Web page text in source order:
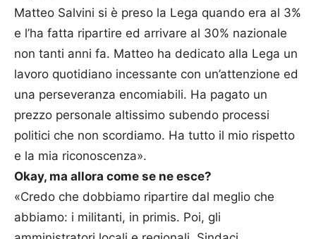
Matteo Salvini si è preso la Lega quando era al 3%
e l’ha fatta ripartire ed arrivare al 30% nazionale
non tanti anni fa. Matteo ha dedicato alla Lega un
lavoro quotidiano incessante con un’attenzione ed
una perseveranza encomiabili. Ha pagato un
prezzo personale altissimo subendo processi
politici che non scordiamo. Ha tutto il mio rispetto
e la mia riconoscenza».
Okay, ma allora come se ne esce?
«Credo che dobbiamo ripartire dal meglio che
abbiamo: i militanti, in primis. Poi, gli